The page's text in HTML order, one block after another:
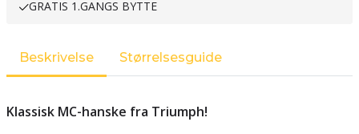
GRATIS 1.GANGS BYTTE
Beskrivelse Størrelsesguide
Klassisk MC-hanske fra Triumph!